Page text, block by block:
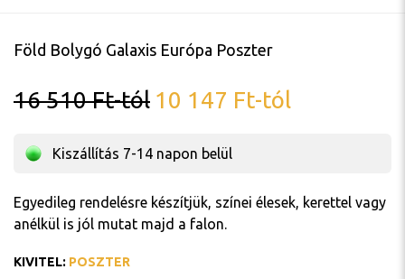
Föld Bolygó Galaxis Európa Poszter
16 510Ft-tól 10 147 Ft-tól
Kiszállítás 7-14 napon belül
Egyedileg rendelésre készítjük, színei élesek, kerettel vagy
anélkül is jól mutat majd a falon.
KIVITEL: POSZTER